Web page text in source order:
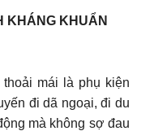
KHÁNG KHUẨN
thoải mái là phụ kiện
đi dã ngoại, đi du
mà không sợ đau